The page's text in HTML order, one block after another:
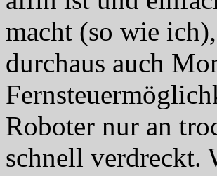
macht (so wie
durchaus auch
Roboter nur an
schnell verdreckt.